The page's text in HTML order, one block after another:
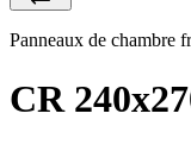
Panneaux de chambre
CR